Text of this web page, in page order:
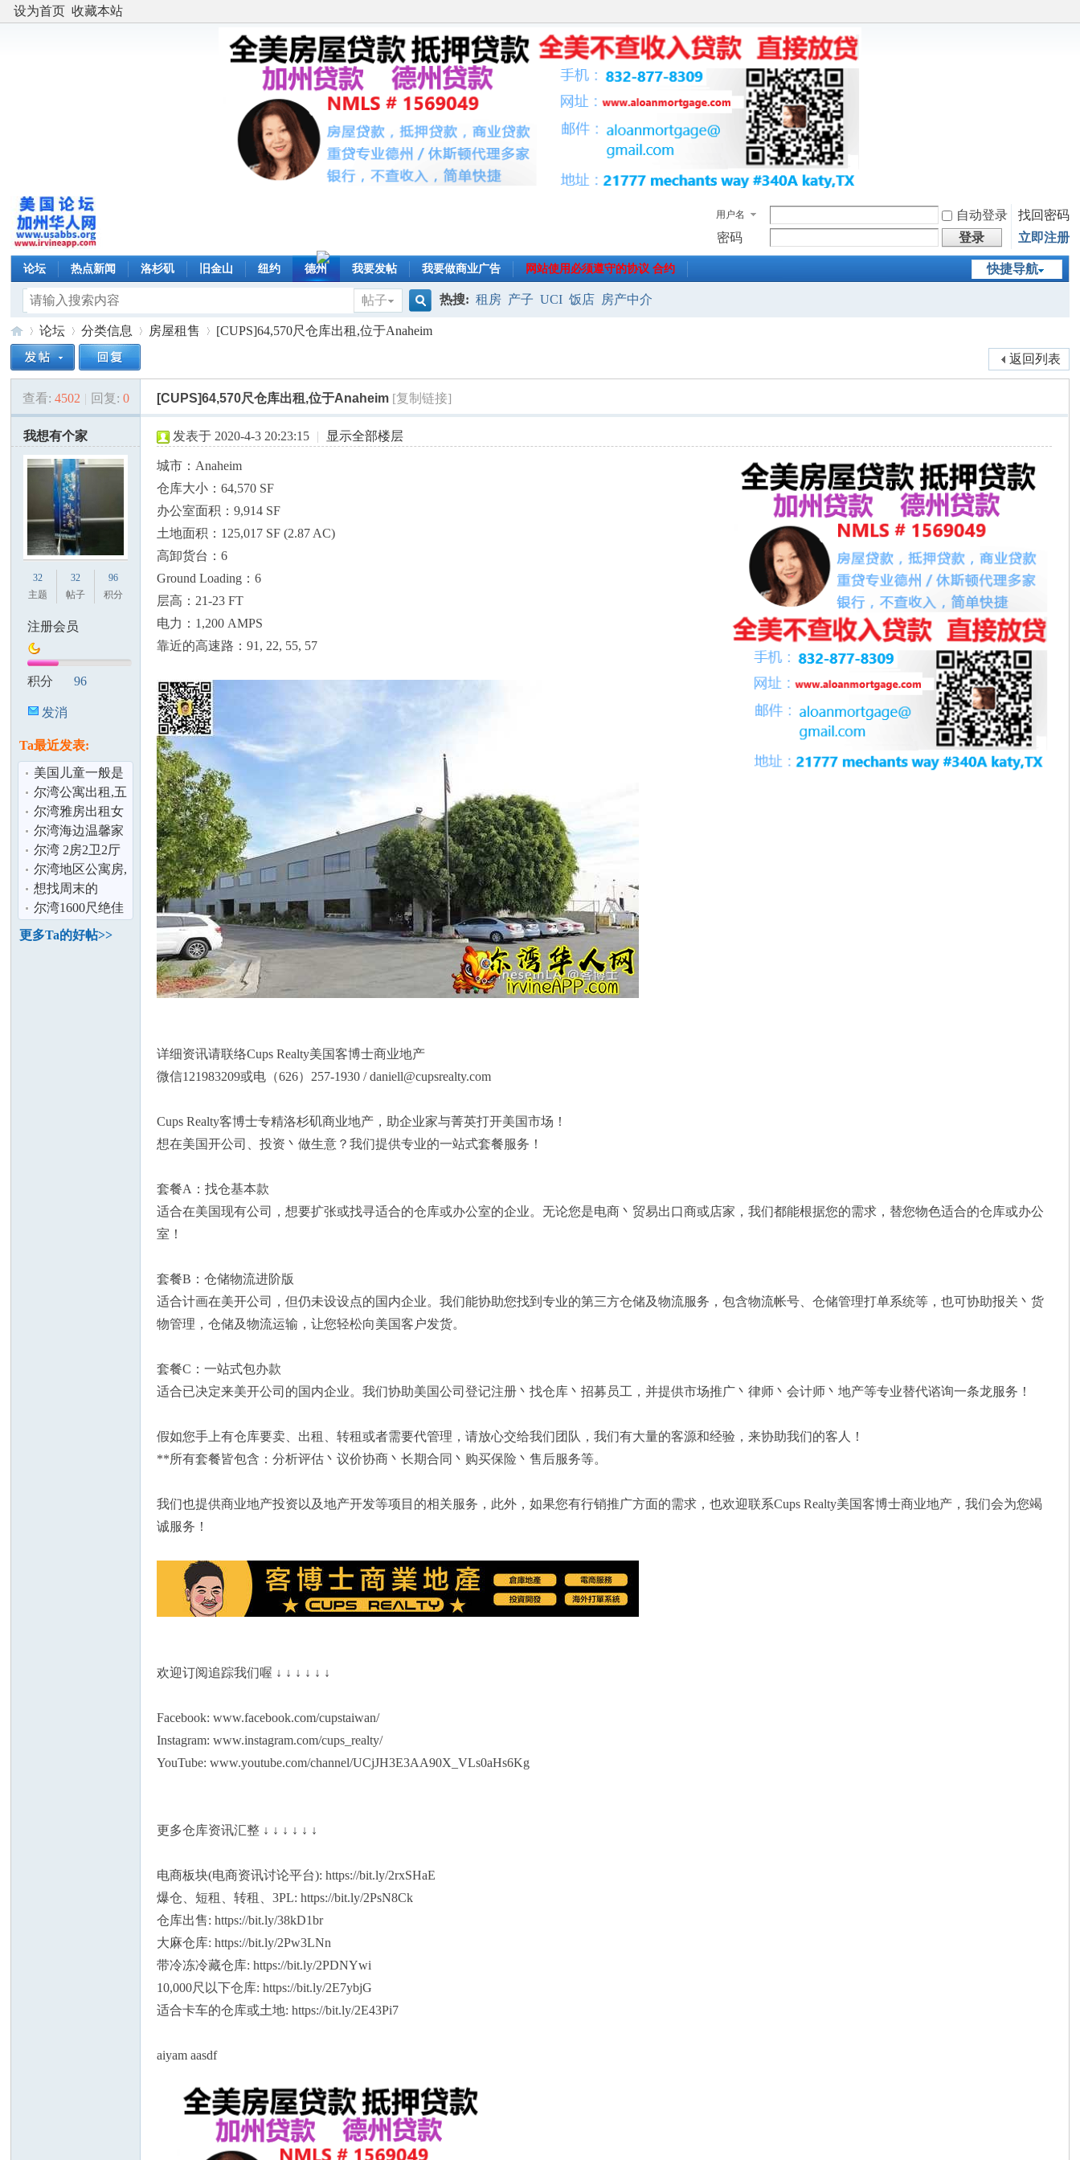
设为首页 收藏本站
用户名 自动登录
找回密码
密码
登录 立即注册
快捷导航
论坛 热点新闻 洛杉矶 旧金山 纽约 德州 我要发帖 我要做商业广告 网站使用必须遵守的协议 合约
帖子
搜
索
热搜: 租房 产子 UCI 饭店 房产中介
美
国
»
论坛
›
分类信息 房屋租售
›
[CUPS]64,570尺仓库出租,位于Anaheim
返回列表
查看: 4502 | 回复: 0 [CUPS]64,570尺仓库出租,位于Anaheim [复制链接]
我想有个家
32
主题
32
帖子
96
积分
注册会员
积分 96
发消
Ta最近发表:
美国儿童一般是
几岁上幼儿园
尔湾公寓出租,五
月中起,大华旁
尔湾雅房出租女
生或温婉准妈妈
尔湾海边温馨家
庭客栈欢迎您
尔湾 2房2卫2厅
联体别墅出租 家
具丶家居,
尔湾地区公寓房,
整租/分租
想找周末的
parttime
尔湾1600尺绝佳
位置甜品店出租
更多Ta的好帖>>
发表于 2020-4-3 20:23:15 | 显示全部楼层
城市：Anaheim
仓库大小：64,570 SF
办公室面积：9,914 SF
土地面积：125,017 SF (2.87 AC)
高卸货台：6
Ground Loading：6
层高：21-23 FT
电力：1,200 AMPS
靠近的高速路：91, 22, 55, 57
详细资讯请联络Cups Realty美国客博士商业地产
微信121983209或电（626）257-1930 / daniell@cupsrealty.com
Cups Realty客博士专精洛杉矶商业地产，助企业家与菁英打开美国市场！
想在美国开公司、投资丶做生意？我们提供专业的一站式套餐服务！
套餐A：找仓基本款
适合在美国现有公司，想要扩张或找寻适合的仓库或办公室的企业。无论您是电商丶贸易出口商或店家，我们都能根据您的需求，替您物色适合的仓库或办公
室！
套餐B：仓储物流进阶版
适合计画在美开公司，但仍未设设点的国内企业。我们能协助您找到专业的第三方仓储及物流服务，包含物流帐号、仓储管理打单系统等，也可协助报关丶货
物管理，仓储及物流运输，让您轻松向美国客户发货。
套餐C：一站式包办款
适合已决定来美开公司的国内企业。我们协助美国公司登记注册丶找仓库丶招募员工，并提供市场推广丶律师丶会计师丶地产等专业替代谘询一条龙服务！
假如您手上有仓库要卖、出租、转租或者需要代管理，请放心交给我们团队，我们有大量的客源和经验，来协助我们的客人！
**所有套餐皆包含：分析评估丶议价协商丶长期合同丶购买保险丶售后服务等。
我们也提供商业地产投资以及地产开发等项目的相关服务，此外，如果您有行销推广方面的需求，也欢迎联系Cups Realty美国客博士商业地产，我们会为您竭
诚服务！
欢迎订阅追踪我们喔 ↓ ↓ ↓ ↓ ↓ ↓
Facebook: www.facebook.com/cupstaiwan/
Instagram: www.instagram.com/cups_realty/
YouTube: www.youtube.com/channel/UCjJH3E3AA90X_VLs0aHs6Kg
更多仓库资讯汇整 ↓ ↓ ↓ ↓ ↓ ↓
电商板块(电商资讯讨论平台): https://bit.ly/2rxSHaE
爆仓、短租、转租、3PL: https://bit.ly/2PsN8Ck
仓库出售: https://bit.ly/38kD1br
大麻仓库: https://bit.ly/2Pw3LNn
带冷冻冷藏仓库: https://bit.ly/2PDNYwi
10,000尺以下仓库: https://bit.ly/2E7ybjG
适合卡车的仓库或土地: https://bit.ly/2E43Pi7
aiyam aasdf